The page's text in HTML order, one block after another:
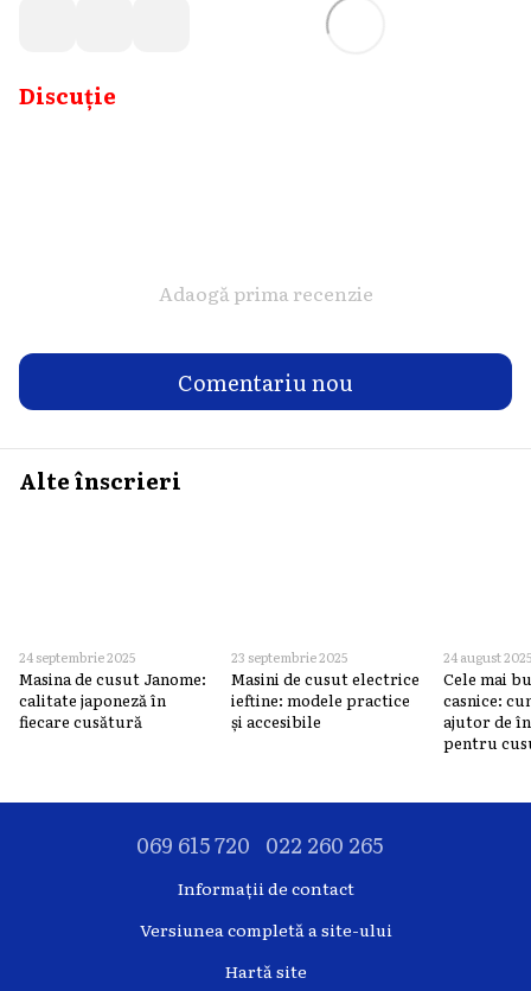
Discuție
Adaogă prima recenzie
Comentariu nou
Alte înscrieri
24 septembrie 2025
Masina de cusut Janome:
calitate japoneză în
fiecare cusătură
23 septembrie 2025
Masini de cusut electrice
ieftine: modele practice
și accesibile
24 august
Cele mai
casnice:
ajutor de
pentru
069 615 720 022 260 265
Informații de contact
Versiunea completă a site-ului
Hartă site